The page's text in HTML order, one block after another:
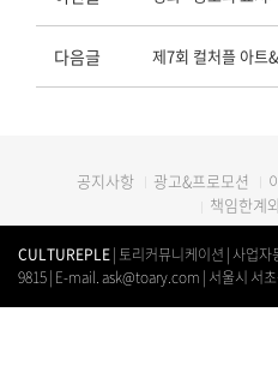
다음글
공지사항 광고&프로모션
책임한계
CULTUREPLE| 토리커뮤니케이션 | 사업
9815 | E-mail. ask@toary.com | 서울시 서